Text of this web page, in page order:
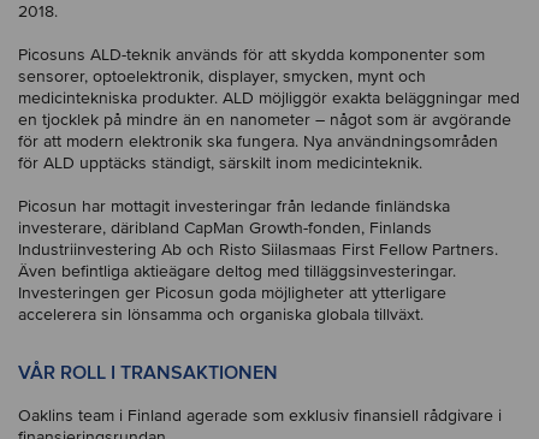
2018.
Picosuns ALD-teknik används för att skydda komponenter som
sensorer, optoelektronik, displayer, smycken, mynt och
medicintekniska produkter. ALD möjliggör exakta beläggningar med
en tjocklek på mindre än en nanometer – något som är avgörande
för att modern elektronik ska fungera. Nya användningsområden
för ALD upptäcks ständigt, särskilt inom medicinteknik.
Picosun har mottagit investeringar från ledande finländska
investerare, däribland CapMan Growth-fonden, Finlands
Industriinvestering Ab och Risto Siilasmaas First Fellow Partners.
Även befintliga aktieägare deltog med tilläggsinvesteringar.
Investeringen ger Picosun goda möjligheter att ytterligare
accelerera sin lönsamma och organiska globala tillväxt.
VÅR ROLL I TRANSAKTIONEN
Oaklins team i Finland agerade som exklusiv finansiell rådgivare i